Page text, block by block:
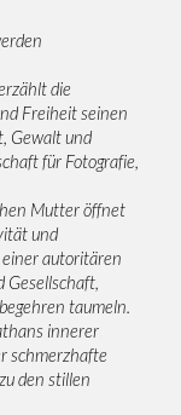
die
Freiheit seinen
Gewalt und
für Fotografie,
Mutter öffnet
und
autoritären
Gesellschaft,
taumeln.
innerer
schmerzhafte
den stillen